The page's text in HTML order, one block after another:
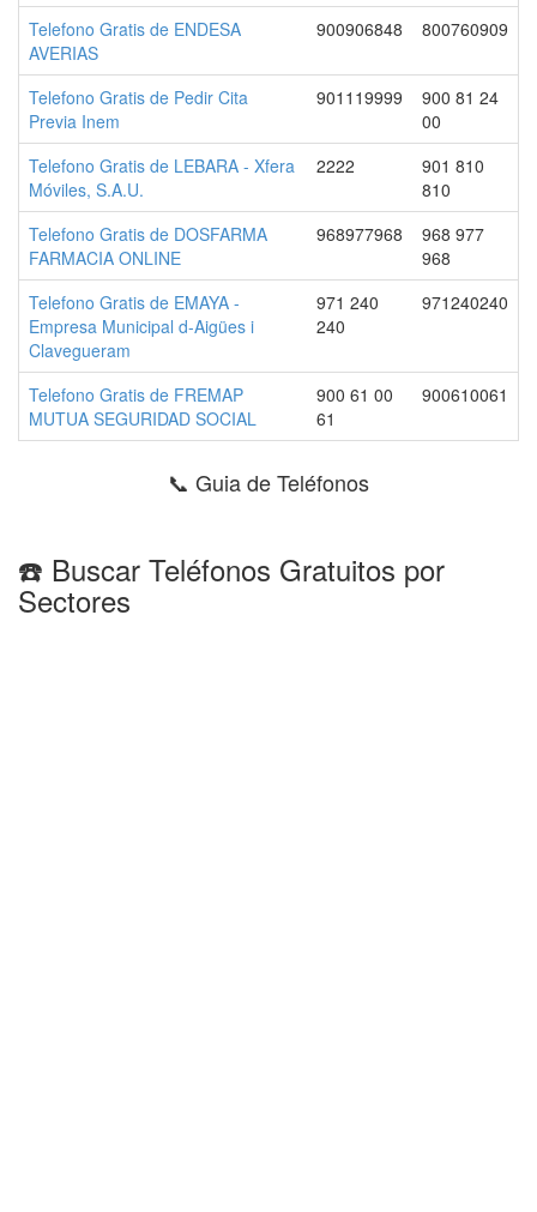
Telefono Gratis de ENDESA
AVERIAS
900906848 800760909
Telefono Gratis de Pedir Cita
Previa Inem
901119999
900 81 24
00
Telefono Gratis de LEBARA - Xfera
Móviles, S.A.U.
2222
901 810
810
Telefono Gratis de DOSFARMA
FARMACIA ONLINE
968977968
968 977
968
Telefono Gratis de EMAYA -
Empresa Municipal d-Aigües i
Clavegueram
971 240
240
971240240
Telefono Gratis de FREMAP
MUTUA SEGURIDAD SOCIAL
900 61 00
61
900610061
📞 Guia de Teléfonos
☎️ Buscar Teléfonos Gratuitos por
Sectores